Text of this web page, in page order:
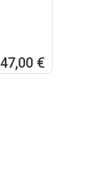
47,00 €